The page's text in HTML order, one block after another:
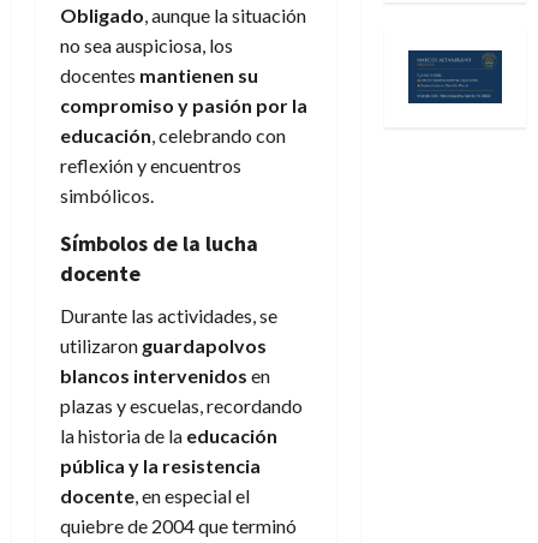
Obligado, aunque la situación
no sea auspiciosa, los
docentes mantienen su
compromiso y pasión por la
educación, celebrando con
reflexión y encuentros
simbólicos.
Símbolos de la lucha
docente
Durante las actividades, se
utilizaron guardapolvos
blancos intervenidos en
plazas y escuelas, recordando
la historia de la educación
pública y la resistencia
docente, en especial el
quiebre de 2004 que terminó